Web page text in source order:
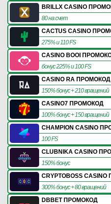
BRILLX CASINO
80 на счет
CACTUS CASINO
275% и 110 FS
CASINO BOOI
бонус 225% и 100 FS
CASINO RA ПРОМОКОД
150% бонус + 210 вращений
CASINO7 ПРОМОКОД
100% бонус + 150 вращений
CHAMPION CASINO
100 FS
CLUBNIKA CASINO
150% бонус
CRYPTOBOSS
300% бонус + 80 вращений
DBBET ПРОМОКОД